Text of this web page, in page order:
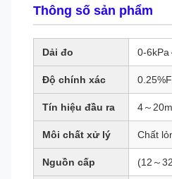
Thông số sản phẩm
Dải đo 0-6kPa
Độ chính xác
Tín hiệu đầu ra 4～
Môi chất xử lý Chất
Nguồn cấp (12～